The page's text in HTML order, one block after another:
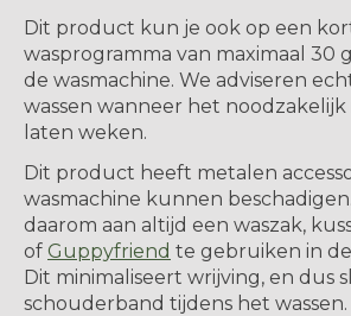
Dit product kun je ook op een
wasprogramma van maximaal 30
de wasmachine. We adviseren
wassen wanneer het
laten weken.
Dit product heeft metalen
wasmachine kunnen
daarom aan altijd een waszak,
of Guppyfriend te gebruiken in
Dit minimaliseert wrijving, en dus
schouderband tijdens het